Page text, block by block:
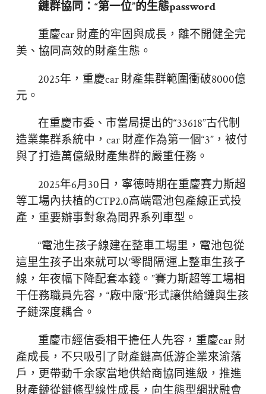
鏈群協同：“第一位”的生態password
重慶car 財產的牢固與成長，離不開健全完
美、協同高效的財產生態。
2025年，重慶car 財產集群範圍衝破8000億
元。
在重慶市委、市當局提出的“33618”古代制
造業集群系統中，car 財產作為第一個“3”，被付
與了打造萬億級財產集群的嚴重任務。
2025年6月30日，寧德時期在重慶賽力斯超
等工場內扶植的CTP2.0高端電池包產線正式投
產，重要辦事對象為問界系列車型。
“電池生孩子線建在整車工場里，電池包從
這里生孩子出來就可以‘零間隔’運上整車生孩子
線，年夜幅下降配套本錢。”賽力斯超等工場相
干任務職員先容，“廠中廠”形式讓供給鏈與生孩
子鏈深度耦合。
重慶市經信委相干擔任人先容，重慶car 財
產成長，不只吸引了財產鏈高低游企業來渝落
戶，更帶動千余家當地供給商協同進級，推進
財產鏈從鏈條型線性成長，向生態型網狀融會